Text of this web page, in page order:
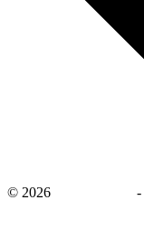
© 2026 -